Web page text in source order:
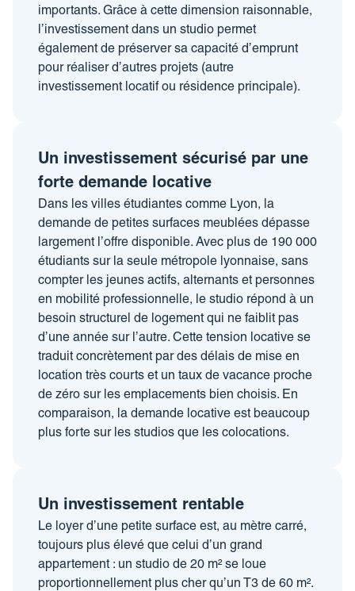
importants. Grâce à cette dimension raisonnable,
l’investissement dans un studio permet
également de préserver sa capacité d’emprunt
pour réaliser d’autres projets (autre
investissement locatif ou résidence principale).
Un investissement sécurisé par une
forte demande locative
Dans les villes étudiantes comme Lyon, la
demande de petites surfaces meublées dépasse
largement l’offre disponible. Avec plus de 190 000
étudiants sur la seule métropole lyonnaise, sans
compter les jeunes actifs, alternants et personnes
en mobilité professionnelle, le studio répond à un
besoin structurel de logement qui ne faiblit pas
d’une année sur l’autre. Cette tension locative se
traduit concrètement par des délais de mise en
location très courts et un taux de vacance proche
de zéro sur les emplacements bien choisis. En
comparaison, la demande locative est beaucoup
plus forte sur les studios que les colocations.
Un investissement rentable
Le loyer d’une petite surface est, au mètre carré,
toujours plus élevé que celui d’un grand
appartement : un studio de 20 m² se loue
proportionnellement plus cher qu’un T3 de 60 m².